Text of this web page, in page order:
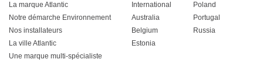
La marque Atlantic
Notre démarche Environnement
Nos installateurs
La ville Atlantic
Une marque multi-spécialiste
International
Australia
Belgium
Estonia
Poland
Portugal
Russia